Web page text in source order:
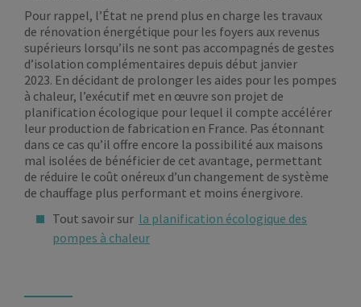
Pour rappel, l’État ne prend plus en charge les travaux
de rénovation énergétique pour les foyers aux revenus
supérieurs lorsqu’ils ne sont pas accompagnés de gestes
d’isolation complémentaires depuis début janvier
2023. En décidant de prolonger les aides pour les pompes
à chaleur, l’exécutif met en œuvre son projet de
planification écologique pour lequel il compte accélérer
leur production de fabrication en France. Pas étonnant
dans ce cas qu’il offre encore la possibilité aux maisons
mal isolées de bénéficier de cet avantage, permettant
de réduire le coût onéreux d’un changement de système
de chauffage plus performant et moins énergivore.
Tout savoir sur la planification écologique des
pompes à chaleur